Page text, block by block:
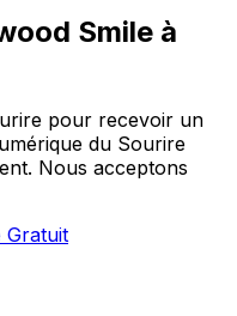
Smile à
pour recevoir un
du Sourire
Nous acceptons
Gratuit